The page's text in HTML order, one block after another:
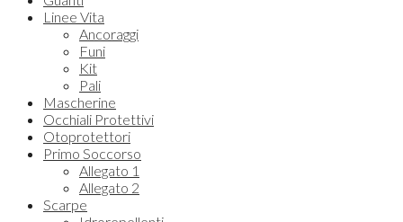
Linee Vita
Ancoraggi
Funi
Kit
Pali
Mascherine
Occhiali Protettivi
Otoprotettori
Primo Soccorso
Allegato 1
Allegato 2
Scarpe